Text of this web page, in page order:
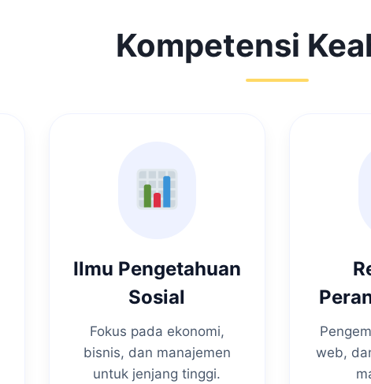
Kompetensi
Ilmu Pengetahuan
Sosial
Fokus pada ekonomi,
bisnis, dan manajemen
untuk jenjang tinggi.
web,